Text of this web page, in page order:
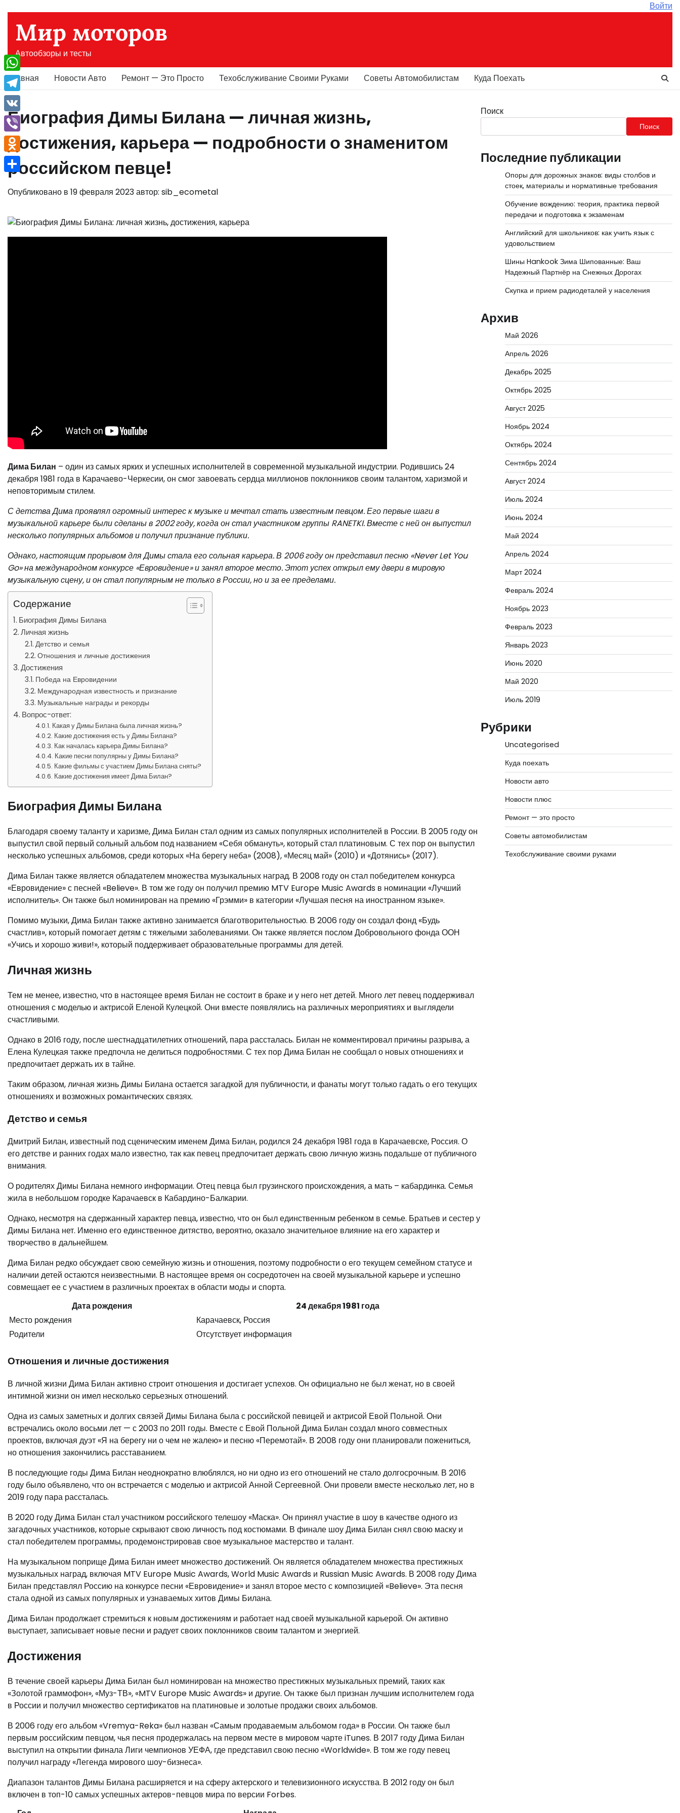
содержимому
Войти
Мир моторов
Автообзоры и тесты
Главная Новости Авто Ремонт — Это Просто Техобслуживание Своими Руками Советы Автомобилистам Куда Поехать
Биография Димы Билана — личная жизнь,
достижения, карьера — подробности о знаменитом
российском певце!
Опубликовано в 19 февраля 2023автор: sib_ecometal
Дима Билан – один из самых ярких и успешных исполнителей в современной музыкальной индустрии. Родившись 24
декабря 1981 года в Карачаево-Черкесии, он смог завоевать сердца миллионов поклонников своим талантом, харизмой и
неповторимым стилем.
С детства Дима проявлял огромный интерес к музыке и мечтал стать известным певцом. Его первые шаги в
музыкальной карьере были сделаны в 2002 году, когда он стал участником группы RANETKI. Вместе с ней он выпустил
несколько популярных альбомов и получил признание публики.
Однако, настоящим прорывом для Димы стала его сольная карьера. В 2006 году он представил песню «Never Let You
Go» на международном конкурсе «Евровидение» и занял второе место. Этот успех открыл ему двери в мировую
музыкальную сцену, и он стал популярным не только в России, но и за ее пределами.
Содержание
Биография Димы Билана
Личная жизнь
Детство и семья
Отношения и личные достижения
Достижения
Победа на Евровидении
Международная известность и признание
Музыкальные награды и рекорды
Вопрос-ответ:
Какая у Димы Билана была личная жизнь?
Какие достижения есть у Димы Билана?
Как началась карьера Димы Билана?
Какие песни популярны у Димы Билана?
Какие фильмы с участием Димы Билана сняты?
Какие достижения имеет Дима Билан?
Биография Димы Билана
Благодаря своему таланту и харизме, Дима Билан стал одним из самых популярных исполнителей в России. В 2005 году он
выпустил свой первый сольный альбом под названием «Себя обмануть», который стал платиновым. С тех пор он выпустил
несколько успешных альбомов, среди которых «На берегу неба» (2008), «Месяц май» (2010) и «Дотянись» (2017).
Дима Билан также является обладателем множества музыкальных наград. В 2008 году он стал победителем конкурса
«Евровидение» с песней «Believe». В том же году он получил премию MTV Europe Music Awards в номинации «Лучший
исполнитель». Он также был номинирован на премию «Грэмми» в категории «Лучшая песня на иностранном языке».
Помимо музыки, Дима Билан также активно занимается благотворительностью. В 2006 году он создал фонд «Будь
счастлив», который помогает детям с тяжелыми заболеваниями. Он также является послом Добровольного фонда ООН
«Учись и хорошо живи!», который поддерживает образовательные программы для детей.
Личная жизнь
Тем не менее, известно, что в настоящее время Билан не состоит в браке и у него нет детей. Много лет певец поддерживал
отношения с моделью и актрисой Еленой Кулецкой. Они вместе появлялись на различных мероприятиях и выглядели
счастливыми.
Однако в 2016 году, после шестнадцатилетних отношений, пара рассталась. Билан не комментировал причины разрыва, а
Елена Кулецкая также предпочла не делиться подробностями. С тех пор Дима Билан не сообщал о новых отношениях и
предпочитает держать их в тайне.
Таким образом, личная жизнь Димы Билана остается загадкой для публичности, и фанаты могут только гадать о его текущих
отношениях и возможных романтических связях.
Детство и семья
Дмитрий Билан, известный под сценическим именем Дима Билан, родился 24 декабря 1981 года в Карачаевске, Россия. О
его детстве и ранних годах мало известно, так как певец предпочитает держать свою личную жизнь подальше от публичного
внимания.
О родителях Димы Билана немного информации. Отец певца был грузинского происхождения, а мать – кабардинка. Семья
жила в небольшом городке Карачаевск в Кабардино-Балкарии.
Однако, несмотря на сдержанный характер певца, известно, что он был единственным ребенком в семье. Братьев и сестер у
Димы Билана нет. Именно его единственное дитяство, вероятно, оказало значительное влияние на его характер и
творчество в дальнейшем.
Дима Билан редко обсуждает свою семейную жизнь и отношения, поэтому подробности о его текущем семейном статусе и
наличии детей остаются неизвестными. В настоящее время он сосредоточен на своей музыкальной карьере и успешно
совмещает ее с участием в различных проектах в области моды и спорта.
Дата рождения
24 декабря 1981 года
Место рождения
Карачаевск, Россия
Родители
Отсутствует информация
Отношения и личные достижения
В личной жизни Дима Билан активно строит отношения и достигает успехов. Он официально не был женат, но в своей
интимной жизни он имел несколько серьезных отношений.
Одна из самых заметных и долгих связей Димы Билана была с российской певицей и актрисой Евой Польной. Они
встречались около восьми лет — с 2003 по 2011 годы. Вместе с Евой Польной Дима Билан создал много совместных
проектов, включая дуэт «Я на берегу ни о чем не жалею» и песню «Перемотай». В 2008 году они планировали пожениться,
но отношения закончились расставанием.
В последующие годы Дима Билан неоднократно влюблялся, но ни одно из его отношений не стало долгосрочным. В 2016
году было объявлено, что он встречается с моделью и актрисой Анной Сергеевной. Они провели вместе несколько лет, но в
2019 году пара рассталась.
В 2020 году Дима Билан стал участником российского телешоу «Маска». Он принял участие в шоу в качестве одного из
загадочных участников, которые скрывают свою личность под костюмами. В финале шоу Дима Билан снял свою маску и
стал победителем программы, продемонстрировав свое музыкальное мастерство и талант.
На музыкальном поприще Дима Билан имеет множество достижений. Он является обладателем множества престижных
музыкальных наград, включая MTV Europe Music Awards, World Music Awards и Russian Music Awards. В 2008 году Дима
Билан представлял Россию на конкурсе песни «Евровидение» и занял второе место с композицией «Believe». Эта песня
стала одной из самых популярных и узнаваемых хитов Димы Билана.
Дима Билан продолжает стремиться к новым достижениям и работает над своей музыкальной карьерой. Он активно
выступает, записывает новые песни и радует своих поклонников своим талантом и энергией.
Достижения
В течение своей карьеры Дима Билан был номинирован на множество престижных музыкальных премий, таких как
«Золотой граммофон», «Муз-ТВ», «MTV Europe Music Awards» и другие. Он также был признан лучшим исполнителем года
в России и получил множество сертификатов на платиновые и золотые продажи своих альбомов.
В 2006 году его альбом «Vremya-Reka» был назван «Самым продаваемым альбомом года» в России. Он также был
первым российским певцом, чья песня продержалась на первом месте в мировом чарте iTunes. В 2017 году Дима Билан
выступил на открытии финала Лиги чемпионов УЕФА, где представил свою песню «Worldwide». В том же году певец
получил награду «Легенда мирового шоу-бизнеса».
Диапазон талантов Димы Билана расширяется и на сферу актерского и телевизионного искусства. В 2012 году он был
включен в топ-10 самых успешных актеров-певцов мира по версии Forbes.
Поиск
Поиск
Последние публикации
Опоры для дорожных знаков: виды столбов и
стоек, материалы и нормативные требования
Обучение вождению: теория, практика первой
передачи и подготовка к экзаменам
Английский для школьников: как учить язык с
удовольствием
Шины Hankook Зима Шипованные: Ваш
Надежный Партнёр на Снежных Дорогах
Скупка и прием радиодеталей у населения
Архив
Май 2026
Апрель 2026
Декабрь 2025
Октябрь 2025
Август 2025
Ноябрь 2024
Октябрь 2024
Сентябрь 2024
Август 2024
Июль 2024
Июнь 2024
Май 2024
Апрель 2024
Март 2024
Февраль 2024
Ноябрь 2023
Февраль 2023
Январь 2023
Июнь 2020
Май 2020
Июль 2019
Рубрики
Uncategorised
Куда поехать
Новости авто
Новости плюс
Ремонт — это просто
Советы автомобилистам
Техобслуживание своими руками
WhatsApp
Telegram
VK
Viber
Odnoklassniki
Отправить